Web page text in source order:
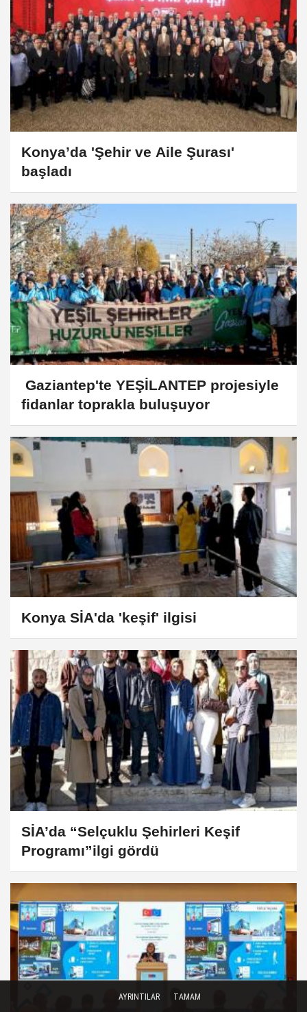
Konya’da 'Şehir ve Aile Şurası'
başladı
Gaziantep'te YEŞİLANTEP projesiyle
fidanlar toprakla buluşuyor
Konya SİA'da 'keşif' ilgisi
SİA’da “Selçuklu Şehirleri Keşif
Programı”ilgi gördü
AYRINTILAR TAMAM